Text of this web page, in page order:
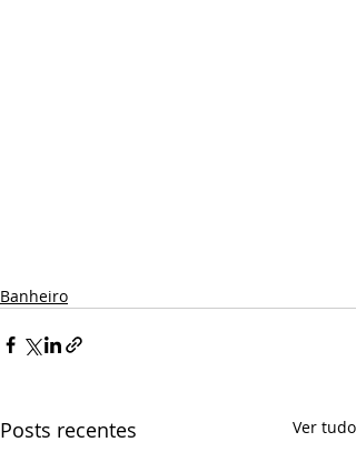
Banheiro
Posts recentes Ver tudo